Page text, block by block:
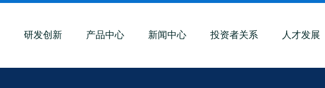
研发创新 产品中心 新闻中心 投资者关系 人才发展